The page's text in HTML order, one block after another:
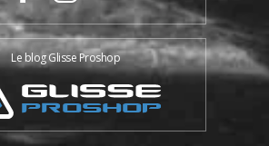
Le blog Glisse Proshop